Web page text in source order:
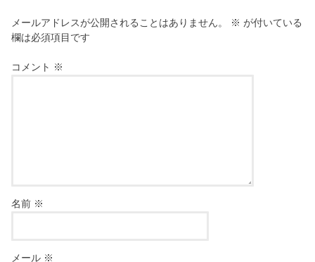
メールアドレスが公開されることはありません。 ※ が付いている
欄は必須項目です
コメント ※
名前 ※
メール ※